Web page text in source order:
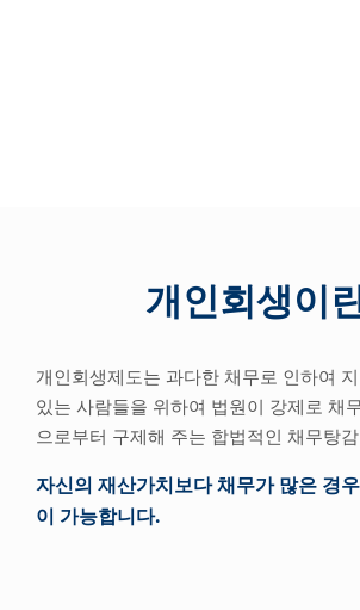
개인회생이
개인회생제도는 과다한 채무로 인하여
있는 사람들을 위하여 법원이 강제로 채
으로부터 구제해 주는 합법적인 채무탕
자신의 재산가치보다 채무가 많은 경
이 가능합니다.